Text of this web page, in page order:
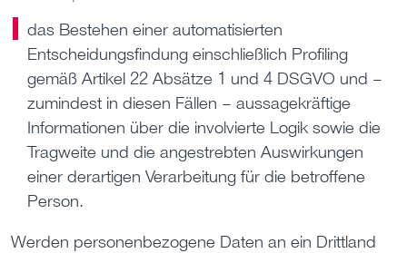
das Bestehen einer automatisierten
Entscheidungsfindung einschließlich Profiling
gemäß Artikel 22 Absätze 1 und 4 DSGVO und –
zumindest in diesen Fällen – aussagekräftige
Informationen über die involvierte Logik sowie die
Tragweite und die angestrebten Auswirkungen
einer derartigen Verarbeitung für die betroffene
Person.
Werden personenbezogene Daten an ein Drittland